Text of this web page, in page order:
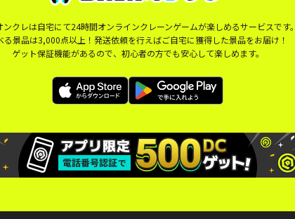
ンクレは自宅にて24時間オンラインクレーンゲームが楽しめるサービスです
る景品は3,000点以上！発送依頼を行えばご自宅に獲得した景品をお届け！
ゲット保証機能があるので、初心者の方でも安心して楽しめます。